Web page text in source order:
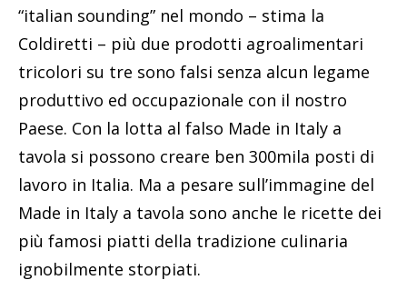
“italian sounding” nel mondo – stima la
Coldiretti – più due prodotti agroalimentari
tricolori su tre sono falsi senza alcun legame
produttivo ed occupazionale con il nostro
Paese. Con la lotta al falso Made in Italy a
tavola si possono creare ben 300mila posti di
lavoro in Italia. Ma a pesare sull’immagine del
Made in Italy a tavola sono anche le ricette dei
più famosi piatti della tradizione culinaria
ignobilmente storpiati.